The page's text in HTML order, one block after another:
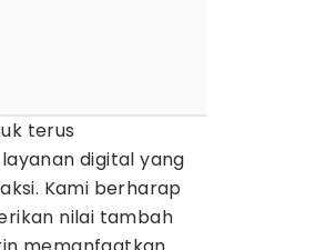
terus
digital yang
Kami berharap
nilai tambah